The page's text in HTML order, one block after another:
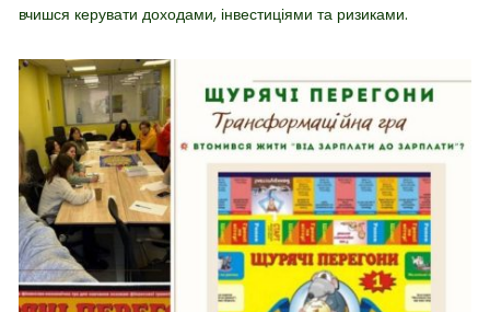
вчишся керувати доходами, інвестиціями та ризиками.